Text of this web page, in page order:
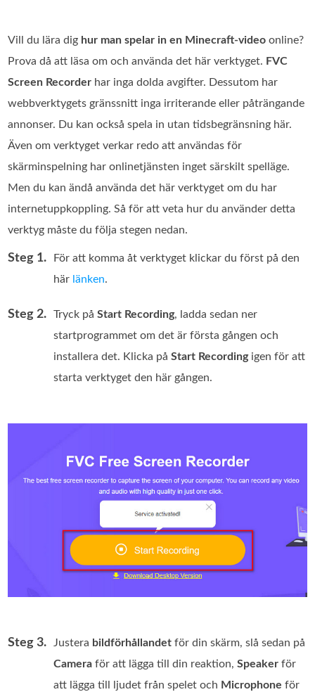
Vill du lära dig hur man spelar in en Minecraft‑video online?
Prova då att läsa om och använda det här verktyget. FVC
Screen Recorder har inga dolda avgifter. Dessutom har
webbverktygets gränssnitt inga irriterande eller påträngande
annonser. Du kan också spela in utan tidsbegränsning här.
Även om verktyget verkar redo att användas för
skärminspelning har onlinetjänsten inget särskilt spelläge.
Men du kan ändå använda det här verktyget om du har
internetuppkoppling. Så för att veta hur du använder detta
verktyg måste du följa stegen nedan.
Steg 1.
För att komma åt verktyget klickar du först på den
här länken.
Steg 2. Tryck påStart Recording, ladda sedan ner
startprogrammet om det är första gången och
installera det. Klicka påStart Recordingigen för att
starta verktyget den här gången.
Steg 3. Justera bildförhållandet för din skärm, slå sedan på
Camera för att lägga till din reaktion,Speaker för
att lägga till ljudet från spelet och Microphone för